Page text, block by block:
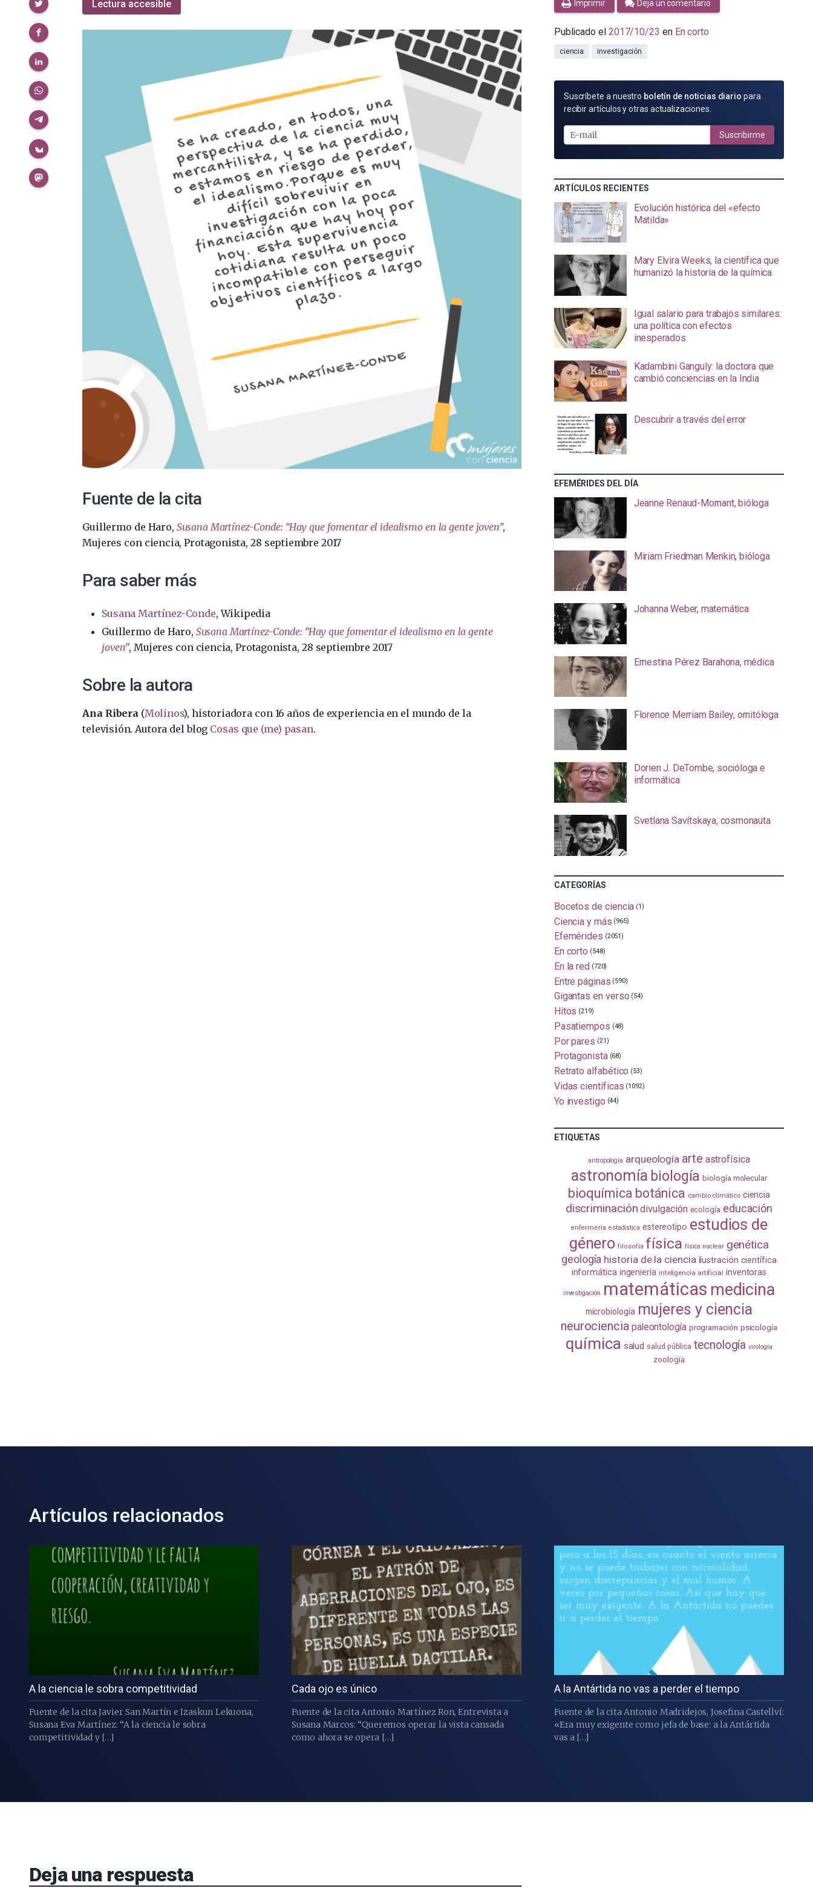
Lectura accesible
Fuente de la cita
Guillermo de Haro, Susana Martínez-Conde: “Hay que fomentar el idealismo en la gente joven”,
Mujeres con ciencia, Protagonista, 28 septiembre 2017
Para saber más
Susana Martínez-Conde, Wikipedia
Guillermo de Haro, Susana Martínez-Conde: “Hay que fomentar el idealismo en la gente
joven”, Mujeres con ciencia, Protagonista, 28 septiembre 2017
Sobre la autora
Ana Ribera (Molinos), historiadora con 16 años de experiencia en el mundo de la
televisión. Autora del blog Cosas que (me) pasan.
Imprimir Deja un comentario
Publicado el 2017/10/23 en En corto
ciencia investigación
SUSCRÍBETE
POR
MAIL
Suscríbete a nuestro boletín de noticias diario para
recibir artículos y otras actualizaciones.
Suscribirme
ARTÍCULOS RECIENTES
Evolución histórica del «efecto
Matilda»
Mary Elvira Weeks, la científica que
humanizó la historia de la química
Igual salario para trabajos similares:
una política con efectos
inesperados
Kadambini Ganguly: la doctora que
cambió conciencias en la India
Descubrir a través del error
EFEMÉRIDES DEL DÍA
Jeanne Renaud-Mornant, bióloga
Miriam Friedman Menkin, bióloga
Johanna Weber, matemática
Ernestina Pérez Barahona, médica
Florence Merriam Bailey, ornitóloga
Dorien J. DeTombe, socióloga e
informática
Svetlana Savítskaya, cosmonauta
CATEGORÍAS
Bocetos de ciencia (1)
Ciencia y más (965)
Efemérides (2051)
En corto (548)
En la red (720)
Entre páginas (590)
Gigantas en verso (54)
Hitos (219)
Pasatiempos (48)
Por pares (21)
Protagonista (68)
Retrato alfabético (53)
Vidas científicas (1092)
Yo investigo (44)
ETIQUETAS
antropología arqueología arte astrofísica
astronomía biología biología molecular
bioquímica botánica cambio climático ciencia
discriminación divulgación ecología educación
enfermería estadistica estereotipo estudios de
género filosofía física física nuclear genética
geología historia de la ciencia ilustración científica
informática ingeniería inteligencia artificial inventoras
investigación matemáticas medicina
microbiología mujeres y ciencia
neurociencia paleontología programación psicología
química salud salud pública tecnología virología
zoología
Artículos relacionados
A la ciencia le sobra competitividad
Fuente de la cita Javier San Martín e Izaskun Lekuona,
Susana Eva Martínez: “A la ciencia le sobra
competitividad y […]
Cada ojo es único
Fuente de la cita Antonio Martínez Ron, Entrevista a
Susana Marcos: “Queremos operar la vista cansada
como ahora se opera […]
A la Antártida no vas a perder el tiempo
Fuente de la cita Antonio Madridejos, Josefina Castellví:
«Era muy exigente como jefa de base: a la Antártida
vas a […]
Deja una respuesta